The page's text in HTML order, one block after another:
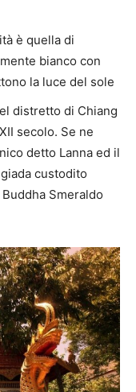
è quella di
bianco con
la luce del sole
distretto di Chiang
secolo. Se ne
detto Lanna ed il
custodito
Smeraldo